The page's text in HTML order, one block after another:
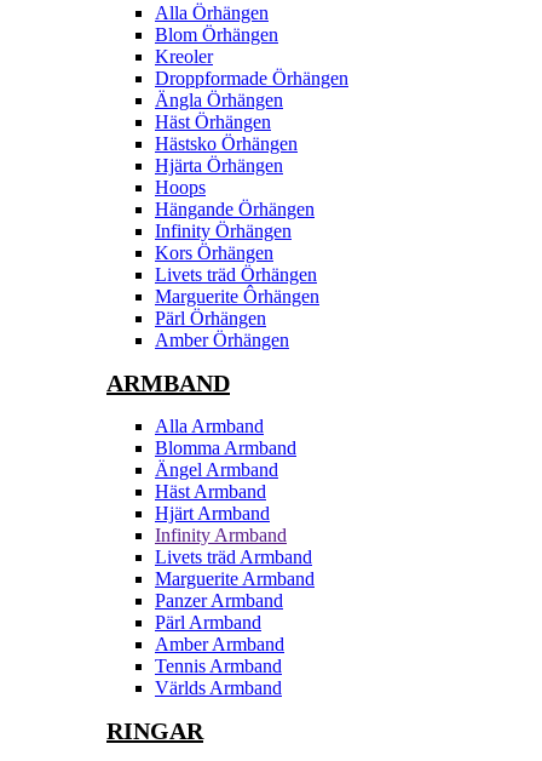
Alla Örhängen
Blom Örhängen
Kreoler
Droppformade Örhängen
Ängla Örhängen
Häst Örhängen
Hästsko Örhängen
Hjärta Örhängen
Hoops
Hängande Örhängen
Infinity Örhängen
Kors Örhängen
Livets träd Örhängen
Marguerite Ôrhängen
Pärl Örhängen
Amber Örhängen
ARMBAND
Alla Armband
Blomma Armband
Ängel Armband
Häst Armband
Hjärt Armband
Infinity Armband
Livets träd Armband
Marguerite Armband
Panzer Armband
Pärl Armband
Amber Armband
Tennis Armband
Världs Armband
RINGAR